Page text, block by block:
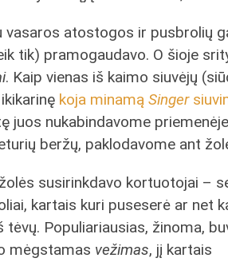
vasaros atostogos ir pusbrolių
tik) pramogaudavo. O šioje
. Kaip vienas iš kaimo siuvėjų
koja minamą Singer
juos nukabindavome
beržų, paklodavome ant
susirinkdavo kortuotojai –
kartais kuri puseserė ar net
tėvų. Populiariausias, žinoma,
mėgstamas vežimas, jį kartais